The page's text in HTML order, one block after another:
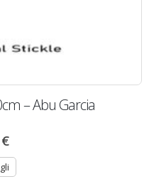
– Abu Garcia
€